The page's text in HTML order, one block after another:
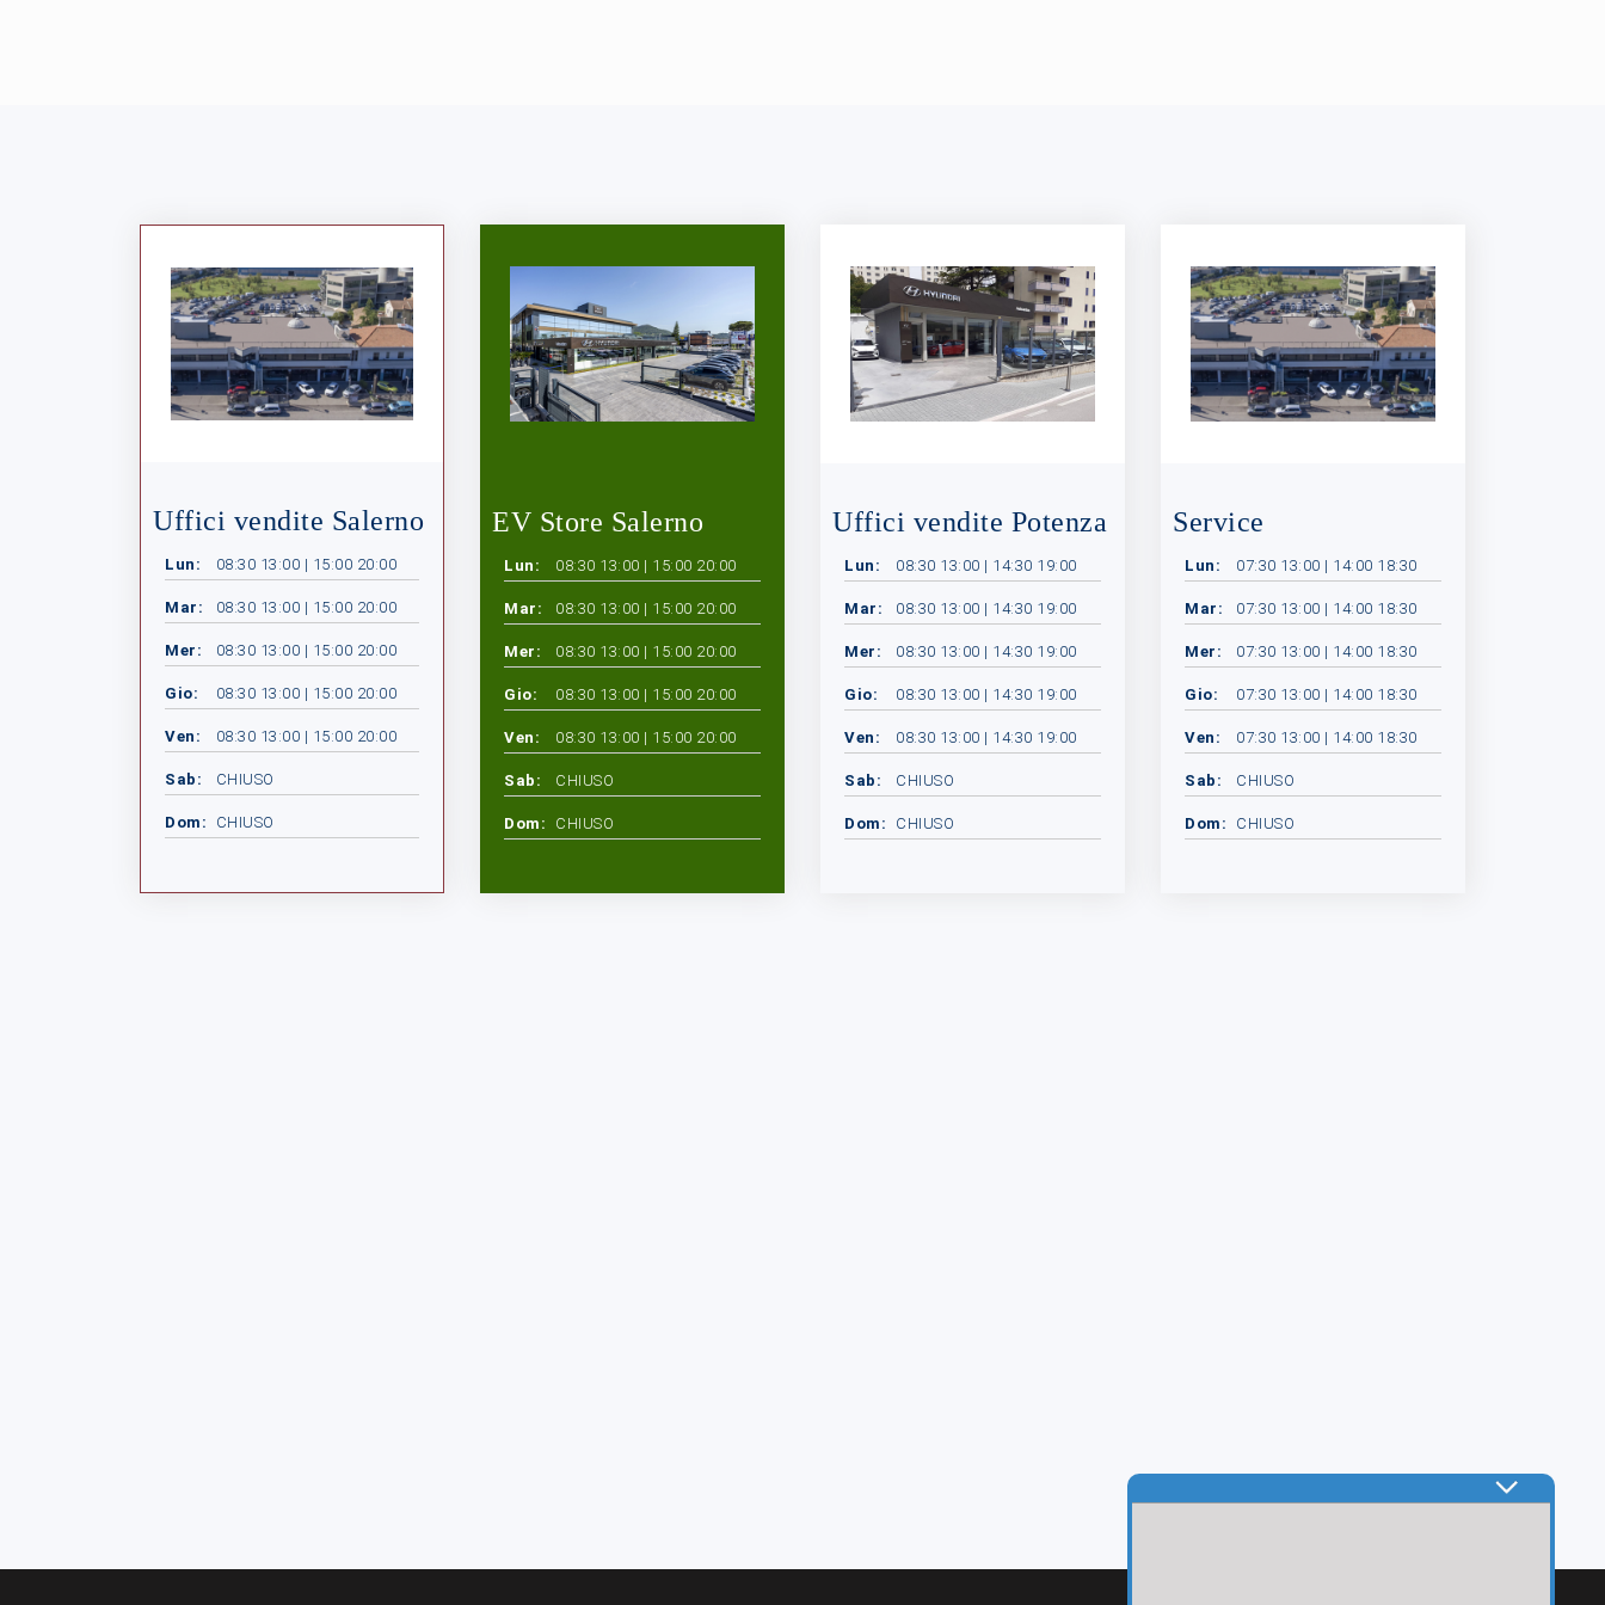
Uffici vendite Salerno
Lun: 08:30 13:00 | 15:00 20:00
Mar: 08:30 13:00 | 15:00 20:00
Mer: 08:30 13:00 | 15:00 20:00
Gio: 08:30 13:00 | 15:00 20:00
Ven: 08:30 13:00 | 15:00 20:00
Sab: CHIUSO
Dom: CHIUSO
EV Store Salerno
Lun: 08:30 13:00 | 15:00 20:00
Mar: 08:30 13:00 | 15:00 20:00
Mer: 08:30 13:00 | 15:00 20:00
Gio: 08:30 13:00 | 15:00 20:00
Ven: 08:30 13:00 | 15:00 20:00
Sab: CHIUSO
Dom: CHIUSO
Uffici vendite Potenza
Lun: 08:30 13:00 | 14:30 19:00
Mar: 08:30 13:00 | 14:30 19:00
Mer: 08:30 13:00 | 14:30 19:00
Gio: 08:30 13:00 | 14:30 19:00
Ven: 08:30 13:00 | 14:30 19:00
Sab: CHIUSO
Dom: CHIUSO
Service
Lun: 07:30 13:00 | 14:00 18:30
Mar: 07:30 13:00 | 14:00 18:30
Mer: 07:30 13:00 | 14:00 18:30
Gio: 07:30 13:00 | 14:00 18:30
Ven: 07:30 13:00 | 14:00 18:30
Sab: CHIUSO
Dom: CHIUSO